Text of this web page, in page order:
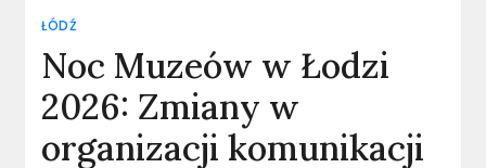
ŁÓDŹ
Noc Muzeów w Łodzi
2026: Zmiany w
organizacji komunikacji